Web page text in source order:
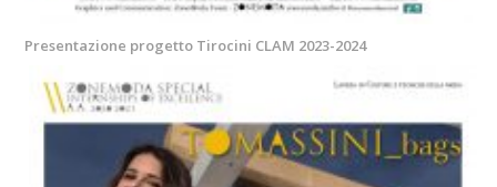
Presentazione progetto Tirocini CLAM 2023-2024